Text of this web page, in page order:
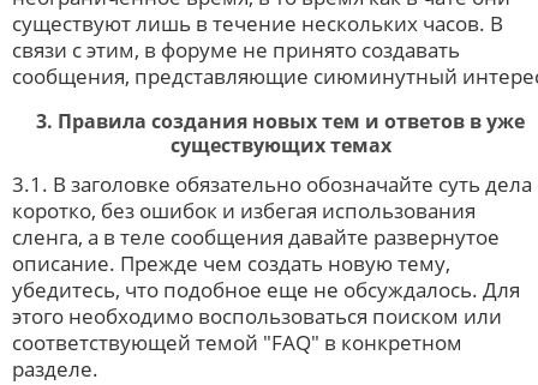
существуют лишь в течение нескольких часов. В
связи с этим, в форуме не принято создавать
сообщения, представляющие сиюминутный
3. Правила создания новых тем и ответов в уже
существующих темах
3.1. В заголовке обязательно обозначайте суть дела
коротко, без ошибок и избегая использования
сленга, а в теле сообщения давайте развернутое
описание. Прежде чем создать новую тему,
убедитесь, что подобное еще не обсуждалось. Для
этого необходимо воспользоваться поиском или
соответствующей темой "FAQ" в конкретном
разделе.